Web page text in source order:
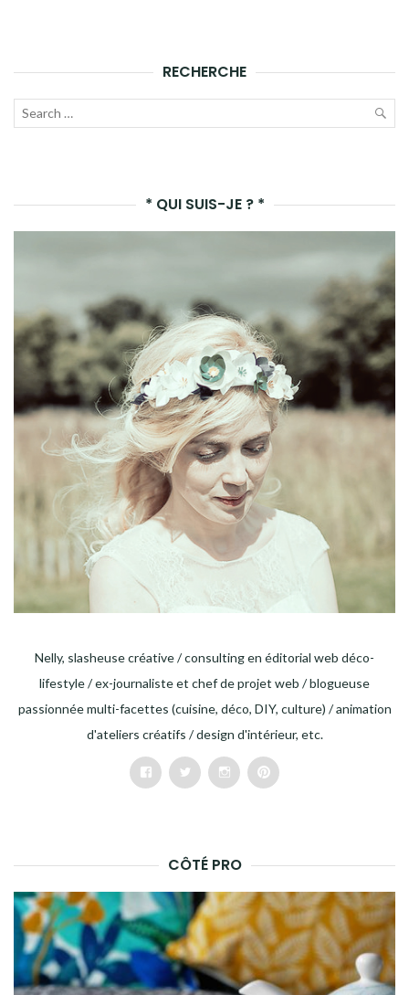
RECHERCHE
Recherche
* QUI SUIS-JE ? *
Nelly, slasheuse créative / consulting en éditorial web déco-
lifestyle / ex-journaliste et chef de projet web / blogueuse
passionnée multi-facettes (cuisine, déco, DIY, culture) / animation
d'ateliers créatifs / design d'intérieur, etc.
FacebookTwitterInstagramPinterest
CÔTÉ PRO